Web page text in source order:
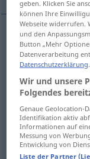
relaciónf
proporción
relaciónf
geben. Klicken Sie
können Ihre
Webseite widerrufen.
und den
Button „Mehr
Datenverarbeitung
Datenschutzerklärung
Wir und unsere
Folgendes
Genaue Geolocation-
Identifikation aktiv
Informationen auf
Messung von
Entwicklung von
Liste der Partner